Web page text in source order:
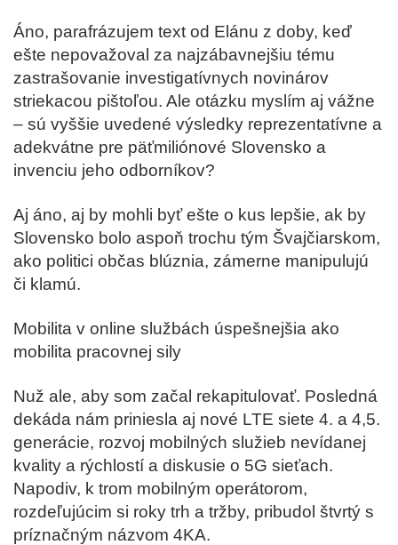
Áno, parafrázujem text od Elánu z doby, keď
ešte nepovažoval za najzábavnejšiu tému
zastrašovanie investigatívnych novinárov
striekacou pištoľou. Ale otázku myslím aj vážne
– sú vyššie uvedené výsledky reprezentatívne a
adekvátne pre päťmiliónové Slovensko a
invenciu jeho odborníkov?
Aj áno, aj by mohli byť ešte o kus lepšie, ak by
Slovensko bolo aspoň trochu tým Švajčiarskom,
ako politici občas blúznia, zámerne manipulujú
či klamú.
Mobilita v online službách úspešnejšia ako
mobilita pracovnej sily
Nuž ale, aby som začal rekapitulovať. Posledná
dekáda nám priniesla aj nové LTE siete 4. a 4,5.
generácie, rozvoj mobilných služieb nevídanej
kvality a rýchlostí a diskusie o 5G sieťach.
Napodiv, k trom mobilným operátorom,
rozdeľujúcim si roky trh a tržby, pribudol štvrtý s
príznačným názvom 4KA.